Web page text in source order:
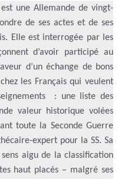
une Allemande de vingt-
de ses actes et de ses
Elle est interrogée par les
d’avoir participé au
d’un échange de bons
les Français qui veulent
: une liste des
valeur historique volées
toute la Seconde Guerre
expert pour la SS. Sa
aigu de la classification
haut placés – malgré ses